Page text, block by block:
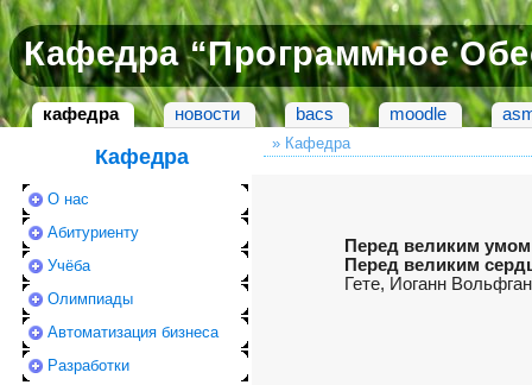
Кафедра “Программное
кафедра новости bacs moodle
Кафедра
О нас
Абитуриенту
Учёба
Олимпиады
Автоматизация бизнеса
Разработки
» Кафедра
Перед великим
Перед великим
Гете, Иоганн